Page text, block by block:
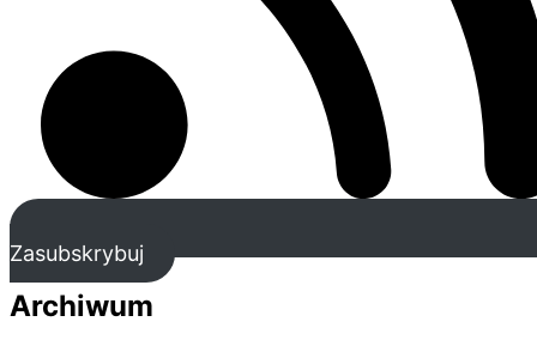
Zasubskrybuj
Archiwum